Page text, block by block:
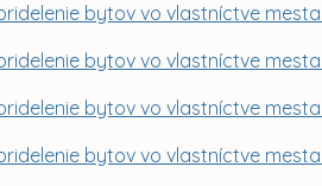
bytov vo vlastníctve mesta
bytov vo vlastníctve mesta
bytov vo vlastníctve mesta
bytov vo vlastníctve mesta